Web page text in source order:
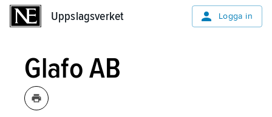
Uppslagsverket Logga in
Glafo AB